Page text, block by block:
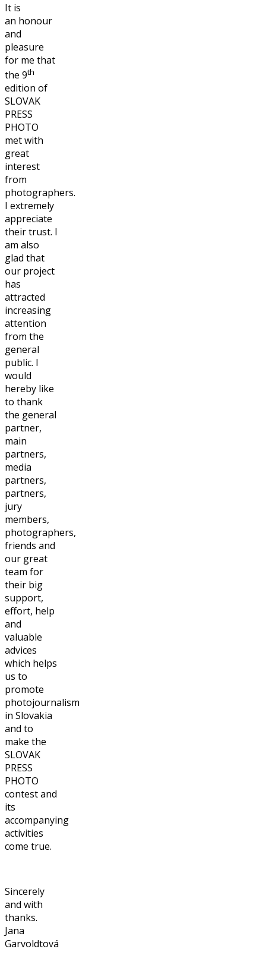
It is
an honour
and
pleasure
for me that
the 9th
edition of
SLOVAK
PRESS
PHOTO
met with
great
interest
from
photographers.
I extremely
appreciate
their trust. I
am also
glad that
our project
has
attracted
increasing
attention
from the
general
public. I
would
hereby like
to thank
the general
partner,
main
partners,
media
partners,
partners,
jury
members,
photographers,
friends and
our great
team for
their big
support,
effort, help
and
valuable
advices
which helps
us to
promote
photojournalism
in Slovakia
and to
make the
SLOVAK
PRESS
PHOTO
contest and
its
accompanying
activities
come true.
Sincerely
and with
thanks.
Jana
Garvoldtová